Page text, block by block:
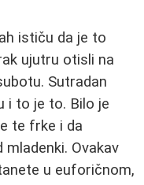
ističu da je to
ujutru otisli na
Sutradan
i to je to. Bilo je
te frke i da
Ovakav
u euforičnom,